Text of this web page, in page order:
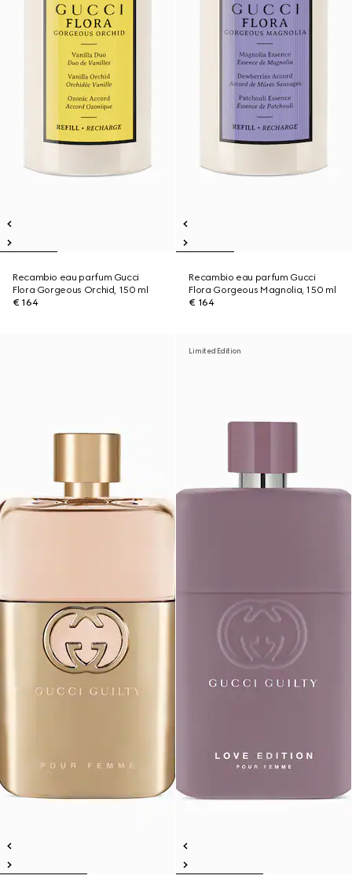
Recambio eau parfum Gucci
Flora Gorgeous Orchid, 150 ml
€ 164
Recambio eau parfum Gucci
Flora Gorgeous Magnolia, 150 ml
€ 164
Limited Edition